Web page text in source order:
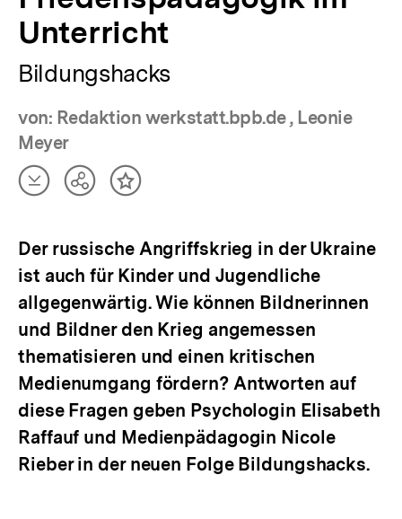
Unterricht
Bildungshacks
von: Redaktion werkstatt.bpb.de , Leonie
Meyer
Artikel
herunterladen
TeilenInhalt
Der russische Angriffskrieg in der Ukraine
ist auch für Kinder und Jugendliche
allgegenwärtig. Wie können Bildnerinnen
und Bildner den Krieg angemessen
thematisieren und einen kritischen
Medienumgang fördern? Antworten auf
diese Fragen geben Psychologin Elisabeth
Raffauf und Medienpädagogin Nicole
Rieber in der neuen Folge Bildungshacks.